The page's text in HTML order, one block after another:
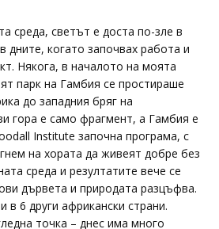
среда, светът е доста по-зле в
дните, когато започвах работа и
Някога, в началото на моята
парк на Гамбия се простираше
до западния бряг на
гора е само фрагмент, а Гамбия е
Institute започна програма, с
на хората да живеят добре без
среда и резултатите вече се
дървета и природата разцъфва.
в 6 други африкански страни.
точка – днес има много